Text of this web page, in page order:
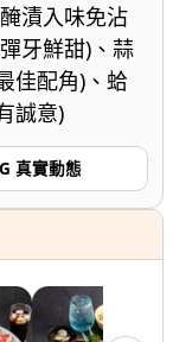
漬入味免沾
牙鮮甜)、蒜
佳配角)、蛤
誠意)
真實動態